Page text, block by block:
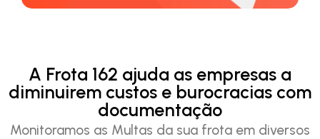
A Frota 162 ajuda as empresas a
diminuirem custos e burocracias com
documentação
Monitoramos as Multas da sua frota em diversos